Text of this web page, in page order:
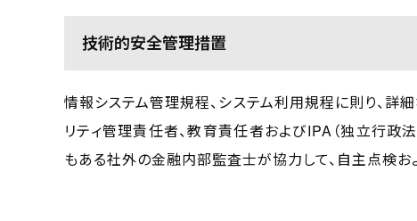
技術的安全管理措置
情報システム管理規程、システム利用規程に則り、詳
リティ管理責任者、教育責任者およびIPA（独立行政
もある社外の金融内部監査士が協力して、自主点検お